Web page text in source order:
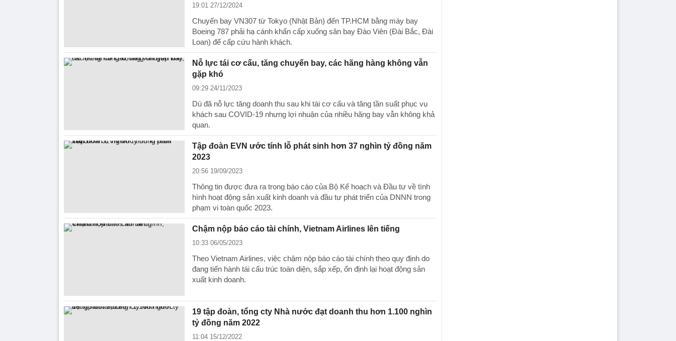
19:01 27/12/2024
Chuyến bay VN307 từ Tokyo (Nhật Bản) đến TP.HCM bằng máy bay
Boeing 787 phải hạ cánh khẩn cấp xuống sân bay Đào Viên (Đài Bắc, Đài
Loan) để cấp cứu hành khách.
Nỗ lực tái cơ cấu, tăng chuyến bay, các hãng hàng không vẫn
gặp khó
09:29 24/11/2023
Dù đã nỗ lực tăng doanh thu sau khi tái cơ cấu và tăng tần suất phục vụ
khách sau COVID-19 nhưng lợi nhuận của nhiều hãng bay vẫn không khả
quan.
Tập đoàn EVN ước tính lỗ phát sinh hơn 37 nghìn tỷ đồng năm
2023
20:56 19/09/2023
Thông tin được đưa ra trong báo cáo của Bộ Kế hoạch và Đầu tư về tình
hình hoạt động sản xuất kinh doanh và đầu tư phát triển của DNNN trong
phạm vi toàn quốc 2023.
Chậm nộp báo cáo tài chính, Vietnam Airlines lên tiếng
10:33 06/05/2023
Theo Vietnam Airlines, việc chậm nộp báo cáo tài chính theo quy định do
đang tiến hành tái cấu trúc toàn diện, sắp xếp, ổn định lại hoạt động sản
xuất kinh doanh.
19 tập đoàn, tổng cty Nhà nước đạt doanh thu hơn 1.100 nghìn
tỷ đồng năm 2022
11:04 15/12/2022